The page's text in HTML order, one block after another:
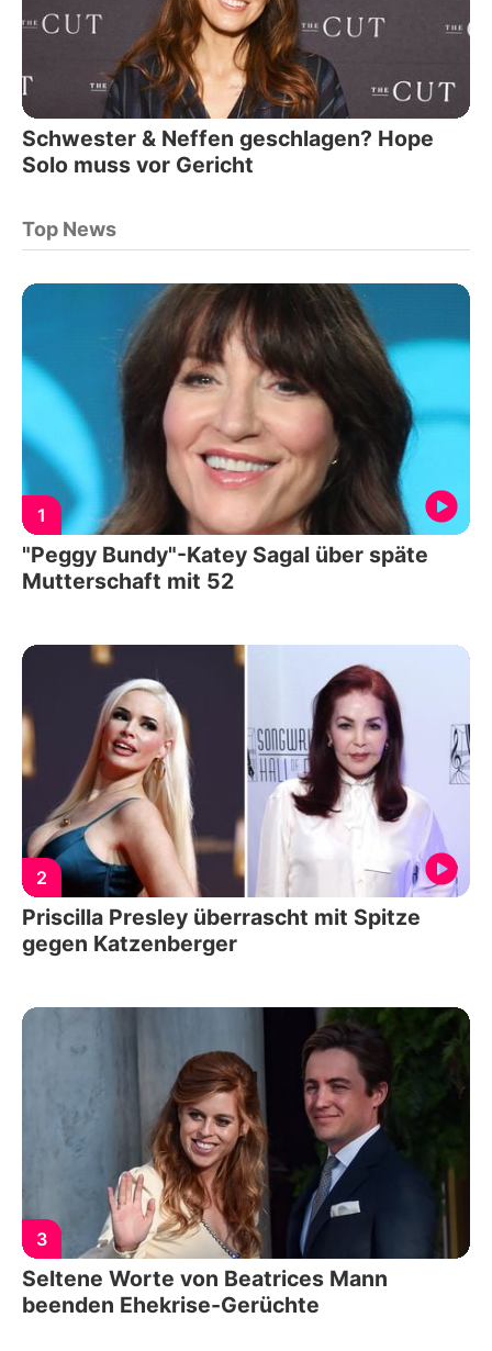
Schwester & Neffen geschlagen? Hope
Solo muss vor Gericht
Top News
1
"Peggy Bundy"-Katey Sagal über späte
Mutterschaft mit 52
2
Priscilla Presley überrascht mit Spitze
gegen Katzenberger
3
Seltene Worte von Beatrices Mann
beenden Ehekrise-Gerüchte